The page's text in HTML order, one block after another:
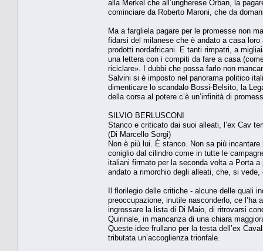
alla Merkel che all’ungherese Orban, la
cominciare da Roberto Maroni, che da
Ma a fargliela pagare per le promesse non
fidarsi del milanese che è andato a casa
prodotti nordafricani. E tanti rimpatri, a
una lettera con i compiti da fare a casa
riciclare». I dubbi che possa farlo non
Salvini si è imposto nel panorama politico
dimenticare lo scandalo Bossi-Belsito, la
della corsa al potere c’è un’infinità di
SILVIO BERLUSCONI
Stanco e criticato dai suoi alleati, l’ex Cav
(Di Marcello Sorgi)
Non è più lui. È stanco. Non sa più
coniglio dal cilindro come in tutte le
italiani firmato per la seconda volta a Porta
andato a rimorchio degli alleati, che, si
Il florilegio delle critiche - alcune delle quali
preoccupazione, inutile nasconderlo, ce
ingrossare la lista di Di Maio, di ritrovarsi
Quirinale, in mancanza di una chiara
Queste idee frullano per la testa dell’ex
tributata un’accoglienza trionfale.